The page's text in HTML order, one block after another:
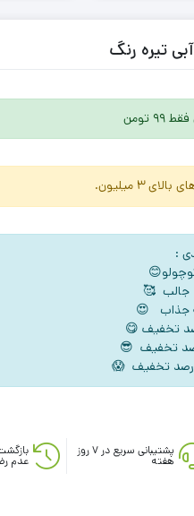
تیره رنگ
تومن
3 میلیون.
:
پشتیبانی سریع در ۷ روز
هفته عدم